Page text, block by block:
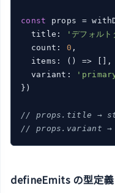
const props =
  title:
'デフォルト
  count:
0 ,
  items:
() =>
  variant:
})
// props.title →
// props.variant →
defineEmits の型定